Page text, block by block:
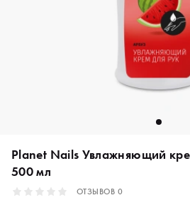
Planet Nails Увлажняющий
500 мл
ОТЗЫВОВ 0